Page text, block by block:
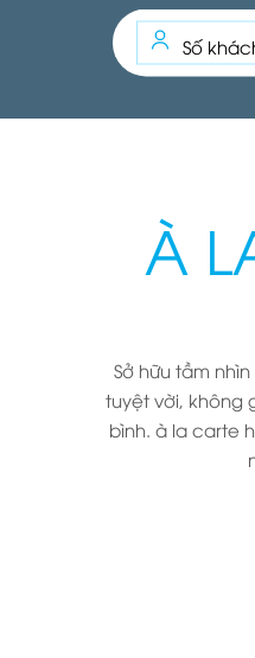
Số
À
Sở hữu tầm
tuyệt vời, không
bình. à la carte